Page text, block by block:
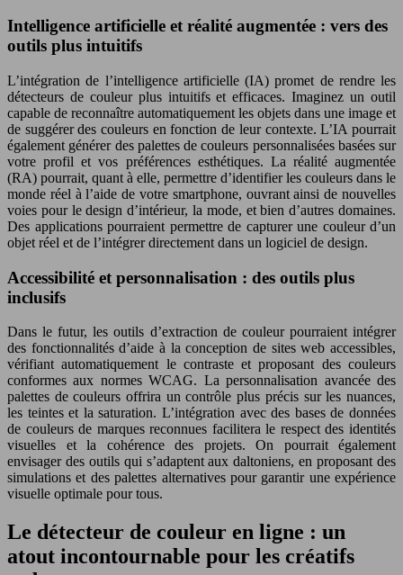
Intelligence artificielle et réalité augmentée : vers des
outils plus intuitifs
L’intégration de l’intelligence artificielle (IA) promet de rendre les
détecteurs de couleur plus intuitifs et efficaces. Imaginez un outil
capable de reconnaître automatiquement les objets dans une image et
de suggérer des couleurs en fonction de leur contexte. L’IA pourrait
également générer des palettes de couleurs personnalisées basées sur
votre profil et vos préférences esthétiques. La réalité augmentée
(RA) pourrait, quant à elle, permettre d’identifier les couleurs dans le
monde réel à l’aide de votre smartphone, ouvrant ainsi de nouvelles
voies pour le design d’intérieur, la mode, et bien d’autres domaines.
Des applications pourraient permettre de capturer une couleur d’un
objet réel et de l’intégrer directement dans un logiciel de design.
Accessibilité et personnalisation : des outils plus
inclusifs
Dans le futur, les outils d’extraction de couleur pourraient intégrer
des fonctionnalités d’aide à la conception de sites web accessibles,
vérifiant automatiquement le contraste et proposant des couleurs
conformes aux normes WCAG. La personnalisation avancée des
palettes de couleurs offrira un contrôle plus précis sur les nuances,
les teintes et la saturation. L’intégration avec des bases de données
de couleurs de marques reconnues facilitera le respect des identités
visuelles et la cohérence des projets. On pourrait également
envisager des outils qui s’adaptent aux daltoniens, en proposant des
simulations et des palettes alternatives pour garantir une expérience
visuelle optimale pour tous.
Le détecteur de couleur en ligne : un
atout incontournable pour les créatifs